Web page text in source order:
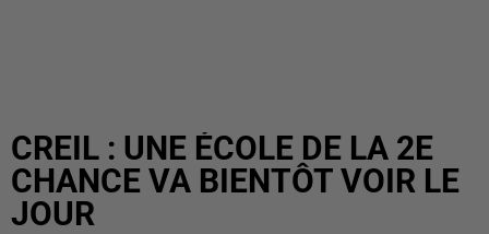
CREIL : UNE ÉCOLE DE LA 2E
CHANCE VA BIENTÔT VOIR LE
JOUR